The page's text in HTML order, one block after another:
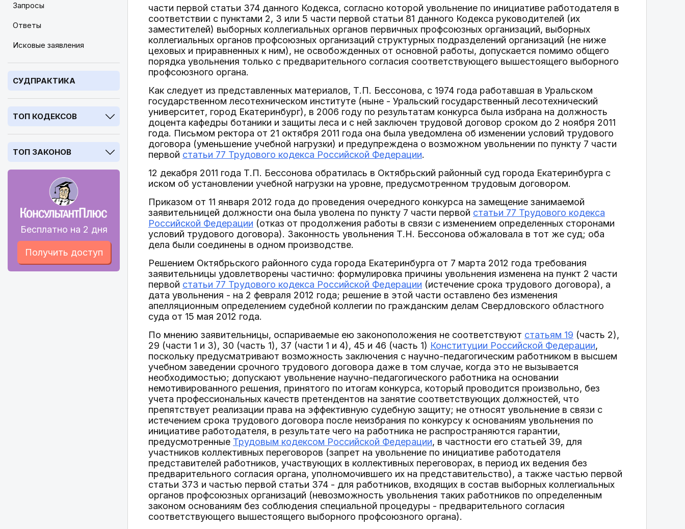
Запросы
Ответы
Исковые заявления
СУДПРАКТИКА
ТОП КОДЕКСОВ
ТОП ЗАКОНОВ
Бесплатно на 2 дня
Получить доступ
части первой статьи 374 данного Кодекса, согласно которой увольнение по инициативе работодателя в
соответствии с пунктами 2, 3 или 5 части первой статьи 81 данного Кодекса руководителей (их
заместителей) выборных коллегиальных органов первичных профсоюзных организаций, выборных
коллегиальных органов профсоюзных организаций структурных подразделений организаций (не ниже
цеховых и приравненных к ним), не освобожденных от основной работы, допускается помимо общего
порядка увольнения только с предварительного согласия соответствующего вышестоящего выборного
профсоюзного органа.
Как следует из представленных материалов, Т.П. Бессонова, с 1974 года работавшая в Уральском
государственном лесотехническом институте (ныне - Уральский государственный лесотехнический
университет, город Екатеринбург), в 2006 году по результатам конкурса была избрана на должность
доцента кафедры ботаники и защиты леса и с ней заключен трудовой договор сроком до 2 ноября 2011
года. Письмом ректора от 21 октября 2011 года она была уведомлена об изменении условий трудового
договора (уменьшение учебной нагрузки) и предупреждена о возможном увольнении по пункту 7 части
первой статьи 77 Трудового кодекса Российской Федерации.
12 декабря 2011 года Т.П. Бессонова обратилась в Октябрьский районный суд города Екатеринбурга с
иском об установлении учебной нагрузки на уровне, предусмотренном трудовым договором.
Приказом от 11 января 2012 года до проведения очередного конкурса на замещение занимаемой
заявительницей должности она была уволена по пункту 7 части первой статьи 77 Трудового кодекса
Российской Федерации (отказ от продолжения работы в связи с изменением определенных сторонами
условий трудового договора). Законность увольнения Т.Н. Бессонова обжаловала в тот же суд; оба
дела были соединены в одном производстве.
Решением Октябрьского районного суда города Екатеринбурга от 7 марта 2012 года требования
заявительницы удовлетворены частично: формулировка причины увольнения изменена на пункт 2 части
первой статьи 77 Трудового кодекса Российской Федерации (истечение срока трудового договора), а
дата увольнения - на 2 февраля 2012 года; решение в этой части оставлено без изменения
апелляционным определением судебной коллегии по гражданским делам Свердловского областного
суда от 15 мая 2012 года.
По мнению заявительницы, оспариваемые ею законоположения не соответствуют статьям 19 (часть 2),
29 (части 1 и 3), 30 (часть 1), 37 (части 1 и 4), 45 и 46 (часть 1) Конституции Российской Федерации,
поскольку предусматривают возможность заключения с научно-педагогическим работником в высшем
учебном заведении срочного трудового договора даже в том случае, когда это не вызывается
необходимостью; допускают увольнение научно-педагогического работника на основании
немотивированного решения, принятого по итогам конкурса, который проводится произвольно, без
учета профессиональных качеств претендентов на занятие соответствующих должностей, что
препятствует реализации права на эффективную судебную защиту; не относят увольнение в связи с
истечением срока трудового договора после неизбрания по конкурсу к основаниям увольнения по
инициативе работодателя, в результате чего на работника не распространяются гарантии,
предусмотренные Трудовым кодексом Российской Федерации, в частности его статьей 39, для
участников коллективных переговоров (запрет на увольнение по инициативе работодателя
представителей работников, участвующих в коллективных переговорах, в период их ведения без
предварительного согласия органа, уполномочившего их на представительство), а также частью первой
статьи 373 и частью первой статьи 374 - для работников, входящих в состав выборных коллегиальных
органов профсоюзных организаций (невозможность увольнения таких работников по определенным
законом основаниям без соблюдения специальной процедуры - предварительного согласия
соответствующего вышестоящего выборного профсоюзного органа).